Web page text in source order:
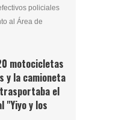
policiales
al Área de
motocicletas
y la camioneta
el
"Yiyo y los